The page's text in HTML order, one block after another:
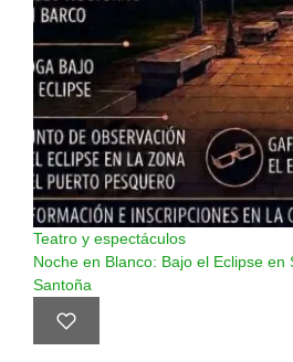
Teatro y espectáculos
Noche en Blanco: Bajo el Eclipse en
Santoña